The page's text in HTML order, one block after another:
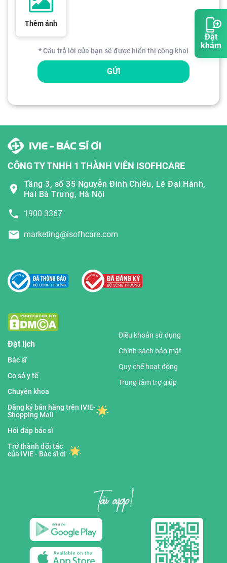
Đặt
khám
Thêm ảnh
* Câu trả lời của bạn sẽ được hiển thị công khai
GỬI
CÔNG TY TNHH 1 THÀNH VIÊN ISOFHCARE
Tầng 3, số 35 Nguyễn Đình Chiểu, Lê Đại Hành,
Hai Bà Trưng, Hà Nội
1900 3367
marketing@isofhcare.com
Đặt lịch
Bác sĩ
Cơ sở y tế
Chuyên khoa
Đăng ký bán hàng trên IVIE-
Shopping Mall
Hỏi đáp bác sĩ
Trở thành đối tác
của IVIE - Bác sĩ ơi
Điều khoản sử dụng
Chính sách bảo mật
Quy chế hoạt động
Trung tâm trợ giúp